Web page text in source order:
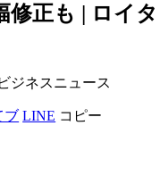
修正も | ロイタ
ジネスニュース
ブ LINE コピー